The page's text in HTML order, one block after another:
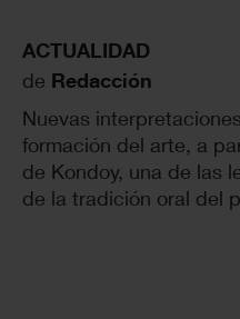
ACTUALIDAD
de Redacción
Nuevas
formación del arte, a
de Kondoy, una de las
de la tradición oral del